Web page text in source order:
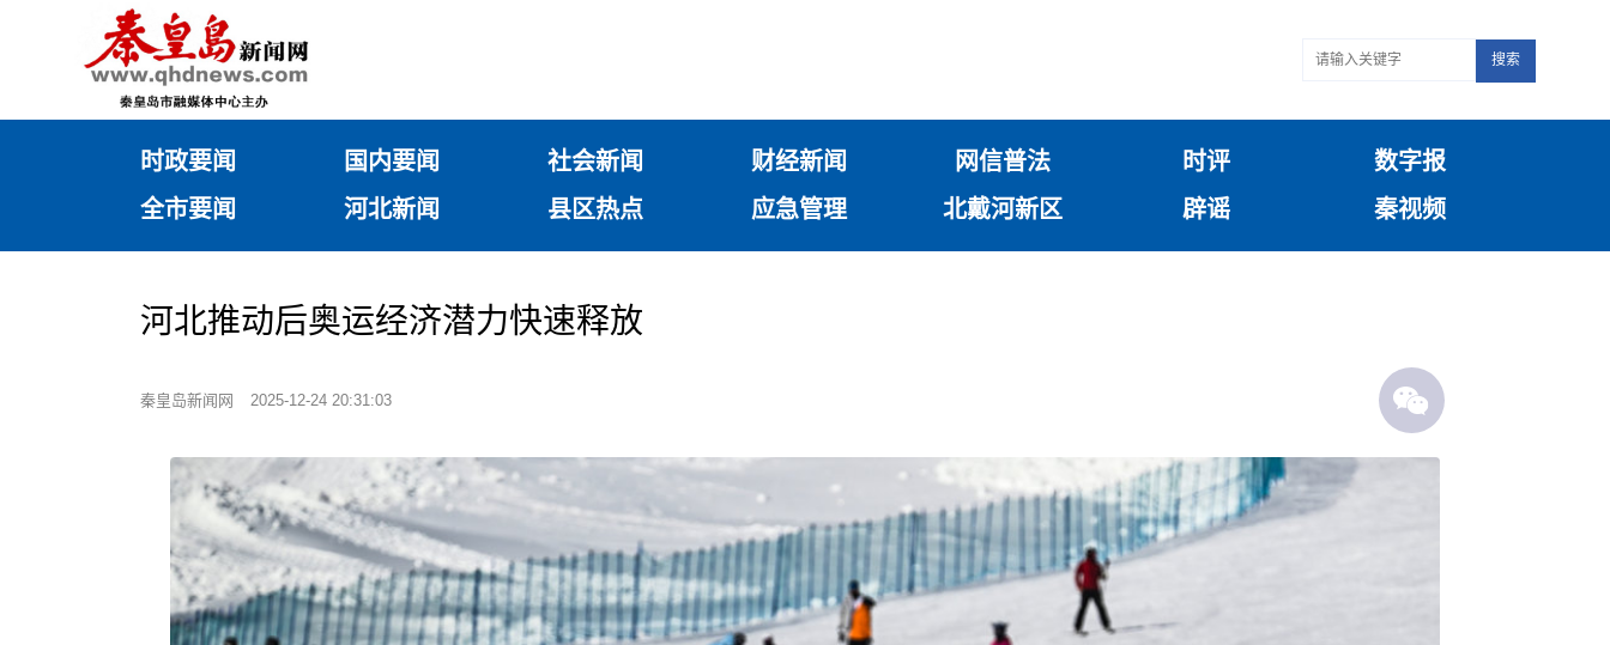
搜索
时政要闻 国内要闻 社会新闻 财经新闻 网信普法 时评
数字报
全市要闻
河北新闻 县区热点 应急管理 北戴河新区 辟谣 秦视频
河北推动后奥运经济潜力快速释放
秦皇岛新闻网 2025-12-24 20:31:03